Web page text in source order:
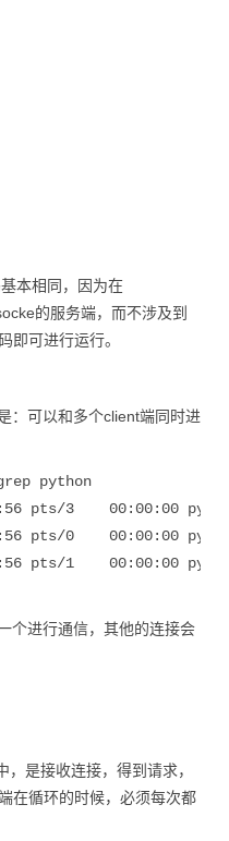
本相同，因为在
的服务端，而不涉及到
即可进行运行。
：可以和多个client端同时进
python
pts/3    00:00:00
pts/0    00:00:00
pts/1    00:00:00
个进行通信，其他的连接会
是接收连接，得到请求，
在循环的时候，必须每次都